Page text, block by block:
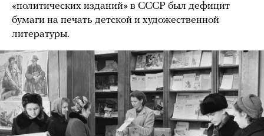
«политических изданий» в СССР был дефицит
бумаги на печать детской и художественной
литературы.